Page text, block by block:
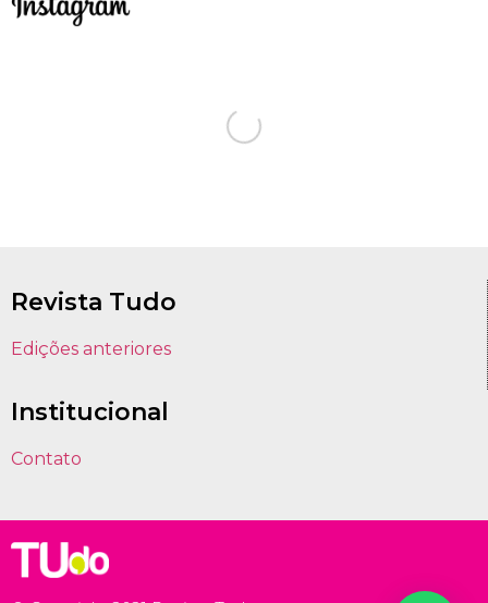
Revista Tudo
Edições anteriores
Institucional
Contato